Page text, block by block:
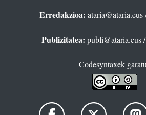
Erredakzioa: ataria@ataria.eus
Publizitatea: publi@ataria.eus/
Codesyntaxek